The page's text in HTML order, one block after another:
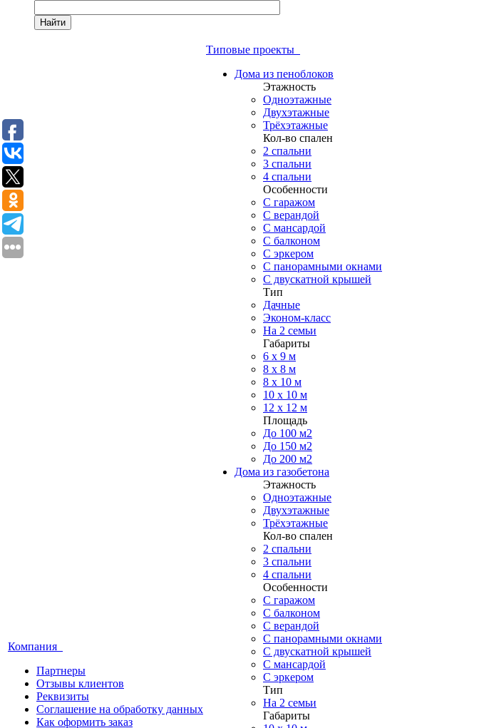
Найти
Компания
Партнеры
Отзывы клиентов
Реквизиты
Соглашение на обработку данных
Как оформить заказ
Типовые проекты
Дома из пеноблоков
Этажность
Одноэтажные
Двухэтажные
Трёхэтажные
Кол-во спален
2 спальни
3 спальни
4 спальни
Особенности
С гаражом
С верандой
С мансардой
С балконом
C эркером
С панорамными окнами
С двускатной крышей
Тип
Дачные
Эконом-класс
На 2 семьи
Габариты
6 x 9 м
8 x 8 м
8 x 10 м
10 x 10 м
12 x 12 м
Площадь
До 100 м2
До 150 м2
До 200 м2
Дома из газобетона
Этажность
Одноэтажные
Двухэтажные
Трёхэтажные
Кол-во спален
2 спальни
3 спальни
4 спальни
Особенности
С гаражом
С балконом
С верандой
С панорамными окнами
С двускатной крышей
С мансардой
С эркером
Тип
На 2 семьи
Габариты